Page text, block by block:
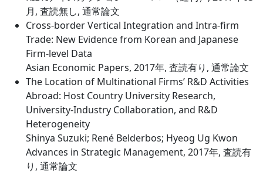
月, 査読無し, 通常論文
Cross-border Vertical Integration and Intra-firm
Trade: New Evidence from Korean and Japanese
Firm-level Data
Asian Economic Papers, 2017年, 査読有り, 通常論文
The Location of Multinational Firms’ R&D Activities
Abroad: Host Country University Research,
University-Industry Collaboration, and R&D
Heterogeneity
Shinya Suzuki; René Belderbos; Hyeog Ug Kwon
Advances in Strategic Management, 2017年, 査読有
り, 通常論文